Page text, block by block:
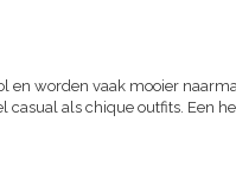
en worden vaak mooier
casual als chique outfits. Een